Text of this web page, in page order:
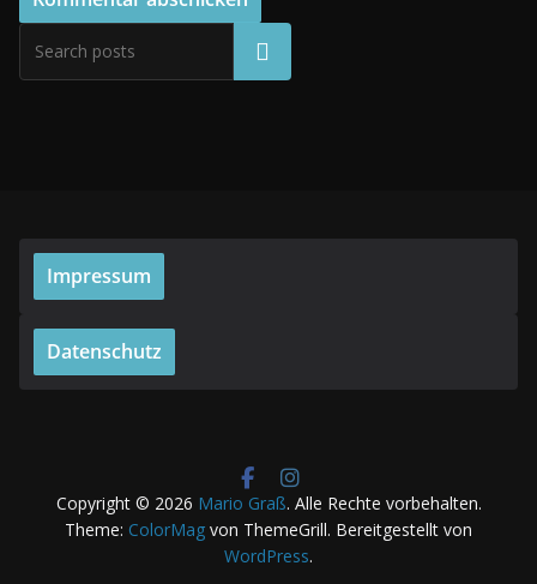
Suchen
Impressum
Datenschutz
Copyright © 2026 Mario Graß. Alle Rechte vorbehalten.
Theme: ColorMag von ThemeGrill. Bereitgestellt von
WordPress.